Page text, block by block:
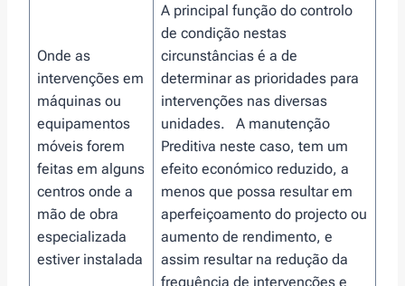
Onde as
intervenções em
máquinas ou
equipamentos
móveis forem
feitas em alguns
centros onde a
mão de obra
especializada
estiver instalada
A principal função do controlo
de condição nestas
circunstâncias é a de
determinar as prioridades para
intervenções nas diversas
unidades. A manutenção
Preditiva neste caso, tem um
efeito económico reduzido, a
menos que possa resultar em
aperfeiçoamento do projecto ou
aumento de rendimento, e
assim resultar na redução da
frequência de intervenções e